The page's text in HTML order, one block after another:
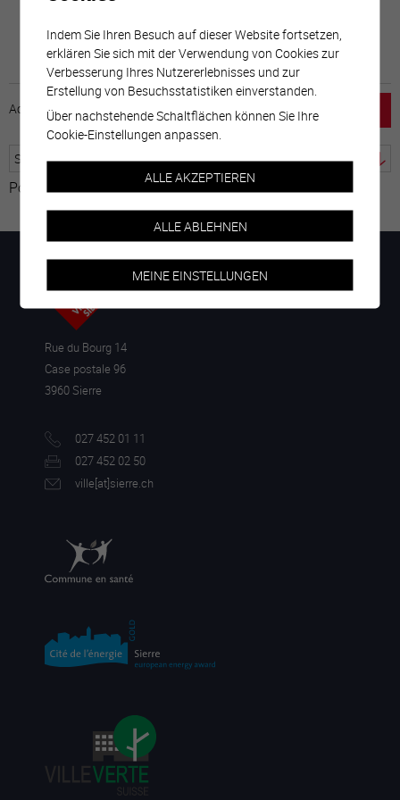
Accueil horaire emploi Mentions légales
Powered by Google Übersetzer
Rue du Bourg 14
Case postale 96
3960 Sierre
027 452 01 11
027 452 02 50
ville[at]sierre.ch
Indem Sie Ihren Besuch auf dieser Website fortsetzen,
erklären Sie sich mit der Verwendung von Cookies zur
Verbesserung Ihres Nutzererlebnisses und zur
Erstellung von Besuchsstatistiken einverstanden.
Über nachstehende Schaltflächen können Sie Ihre
Cookie-Einstellungen anpassen.
ALLE AKZEPTIEREN
ALLE ABLEHNEN
MEINE EINSTELLUNGEN